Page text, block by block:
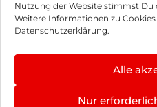
Nutzung der Website stimmst Du
Weitere Informationen zu
Datenschutzerklärung.
Alle
Nur
Impressum